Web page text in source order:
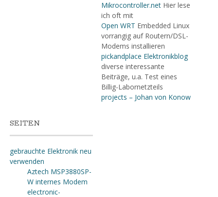
Mikrocontroller.netHier lese
ich oft mit
Open WRT Embedded Linux
vorrangig auf Routern/DSL-
Modems installieren
pickandplace Elektronikblog
diverse interessante
Beiträge, u.a. Test eines
Billig-Labornetzteils
projects – Johan von Konow
SEITEN
gebrauchte Elektronik neu
verwenden
Aztech MSP3880SP-
W internes Modem
electronic-